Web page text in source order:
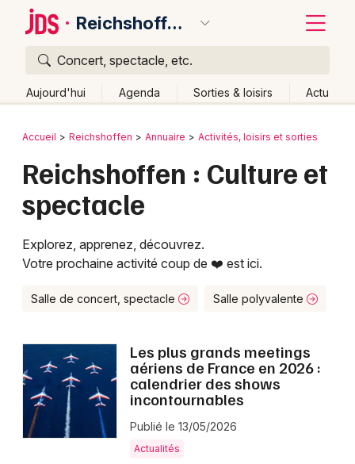
Reichshoffen
Concert, spectacle, etc.
Aujourd'hui Agenda Sorties & loisirs Actu
Publier un événement
Grands événements
Activité & Expérience
Foires & salons
Spectacles
Concerts
Bordeaux
Colmar
Lyon
Marseille
Montpellier
Nantes
Nice
Retour
Accueil Reichshoffen Annuaire Activités, loisirs et sorties
Reichshoffen : Culture et
spectacle
Explorez, apprenez, découvrez.
Votre prochaine activité coup de ❤️ est ici.
Salle de concert, spectacle Salle polyvalente
Les plus grands meetings
aériens de France en 2026 :
calendrier des shows
incontournables
Publié le 13/05/2026
Actualités
Quoi ?
Où ?
Partout
Près de moi Changer de lieu
Quand ?
Aujourd'hui